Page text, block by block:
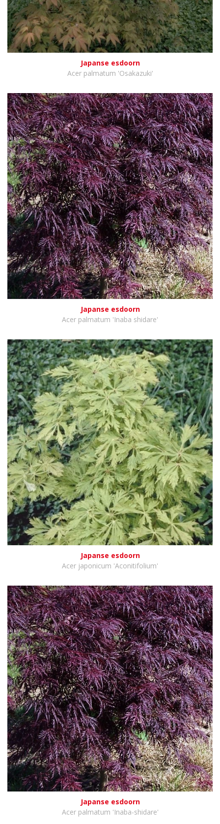
Japanse esdoorn
Acer palmatum 'Osakazuki'
Japanse esdoorn
Acer palmatum 'Inaba shidare'
Japanse esdoorn
Acer japonicum 'Aconitifolium'
Japanse esdoorn
Acer palmatum 'Inaba-shidare'